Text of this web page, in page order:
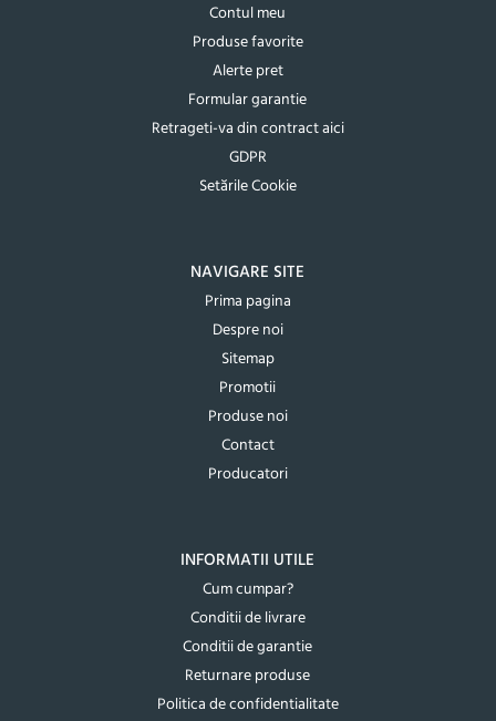
Contul meu
Produse favorite
Alerte pret
Formular garantie
Retrageti-va din contract aici
GDPR
Setările Cookie
NAVIGARE SITE
Prima pagina
Despre noi
Sitemap
Promotii
Produse noi
Contact
Producatori
INFORMATII UTILE
Cum cumpar?
Conditii de livrare
Conditii de garantie
Returnare produse
Politica de confidentialitate